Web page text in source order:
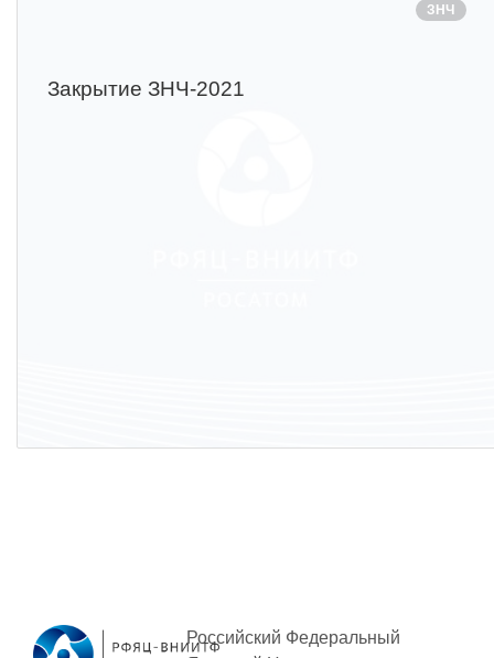
ЗНЧ
Закрытие ЗНЧ-2021
Российский Федеральный